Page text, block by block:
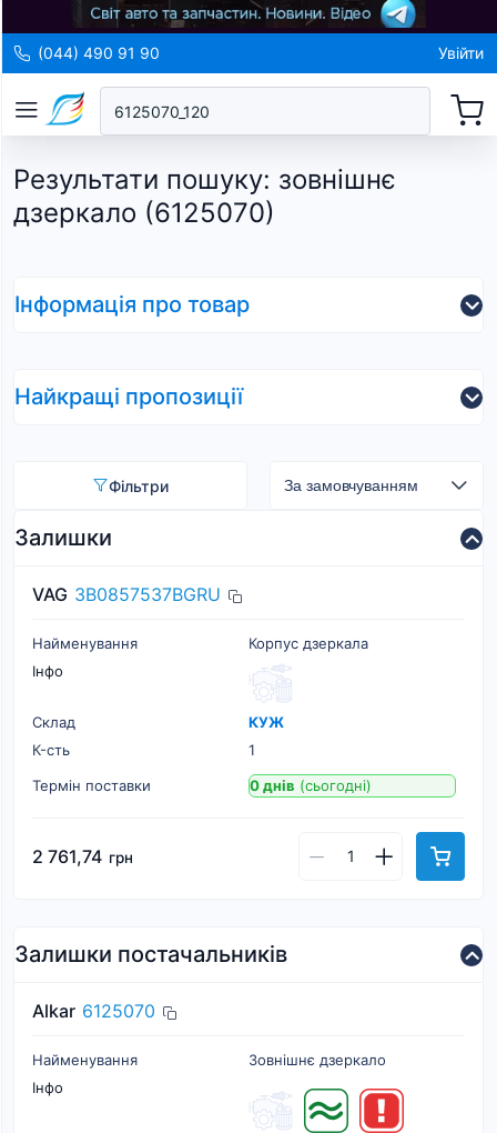
(044) 490 91 90 Увійти
Результати пошуку: зовнішнє
дзеркало (6125070)
Інформація про товар
Найкращі пропозиції
Фільтри
Залишки
VAG 3B0857537BGRU
Найменування
Корпус дзеркала
Інфо
Склад
КУЖ
К-cть
1
Термін поставки
0 днів (сьогодні)
2 761,74 грн
Залишки постачальників
Alkar 6125070
Найменування
Зовнішнє дзеркало
Інфо